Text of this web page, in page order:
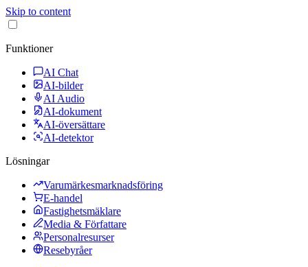
Skip to content
Funktioner
AI Chat
AI-bilder
AI Audio
AI-dokument
AI-översättare
AI-detektor
Lösningar
Varumärkesmarknadsföring
E-handel
Fastighetsmäklare
Media & Författare
Personalresurser
Resebyråer